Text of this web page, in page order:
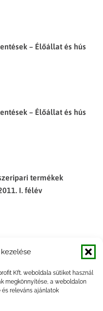
kezelése
Kft. weboldala sütiket használ
megkönnyítése, a weboldalon
releváns ajánlatok
– Élőállat és hús
– Élőállat és hús
termékek
I. félév
I. félév